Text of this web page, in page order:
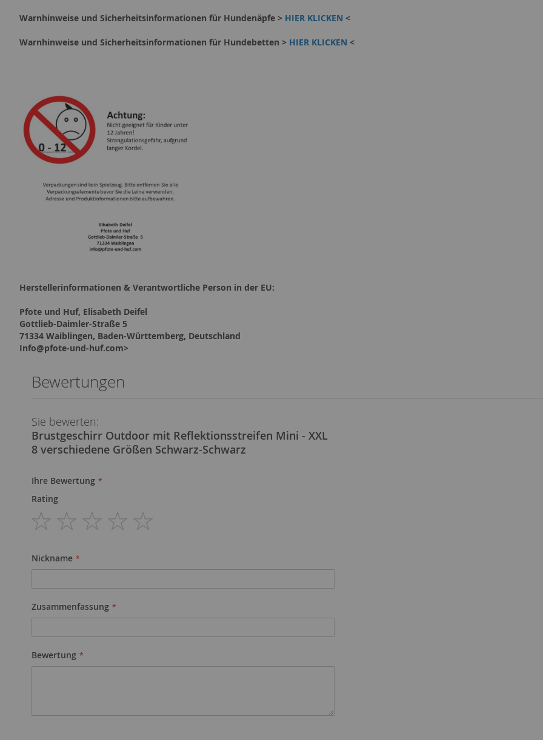
Warnhinweise und Sicherheitsinformationen für Hundenäpfe > HIER KLICKEN <
Warnhinweise und Sicherheitsinformationen für Hundebetten > HIER KLICKEN <
Herstellerinformationen & Verantwortliche Person in der EU:
Pfote und Huf, Elisabeth Deifel
Gottlieb-Daimler-Straße 5
71334 Waiblingen, Baden-Württemberg, Deutschland
Info@pfote-und-huf.com>
Bewertungen
Sie bewerten:
Brustgeschirr Outdoor mit Reflektionsstreifen Mini - XXL
8 verschiedene Größen Schwarz-Schwarz
Ihre Bewertung
Rating
Nickname
Zusammenfassung
Bewertung